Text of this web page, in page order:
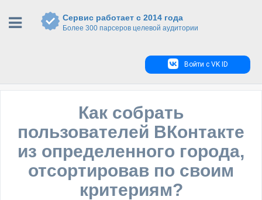
Сервис работает с 2014 года
Более 300 парсеров целевой аудитории
Войти с VK ID
Как собрать
пользователей ВКонтакте
из определенного города,
отсортировав по своим
критериям?